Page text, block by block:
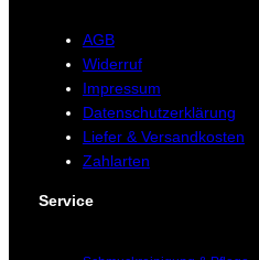
AGB
Widerruf
Impressum
Datenschutzerklärung
Liefer & Versandkosten
Zahlarten
Service